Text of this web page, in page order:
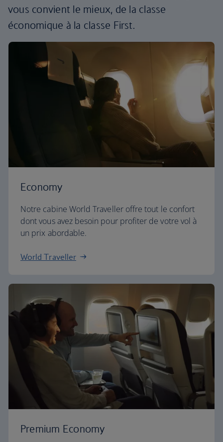
vous convient le mieux, de la classe
économique à la classe First.
Economy
Notre cabine World Traveller offre tout le confort
dont vous avez besoin pour profiter de votre vol à
un prix abordable.
World Traveller
Premium Economy